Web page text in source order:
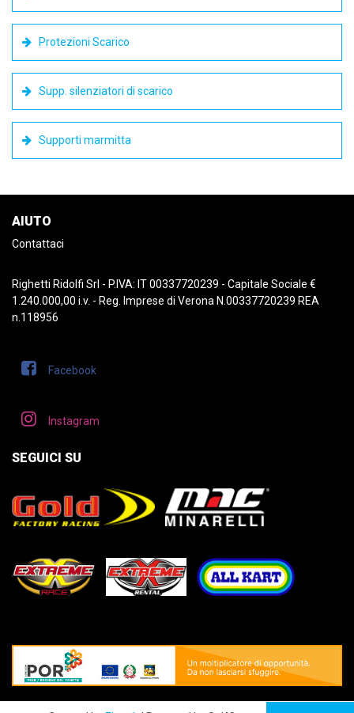
Protezioni Scarico
Supp. silenziatori di scarico
Supporti marmitta
AIUTO
Contattaci
Righetti Ridolfi Srl - P.IVA: IT 00337720239 - Capitale Sociale €
1.240.000,00 i.v. - Reg. Imprese di Verona N.00337720239 REA
n.118956
Facebook
Instagram
SEGUICI SU